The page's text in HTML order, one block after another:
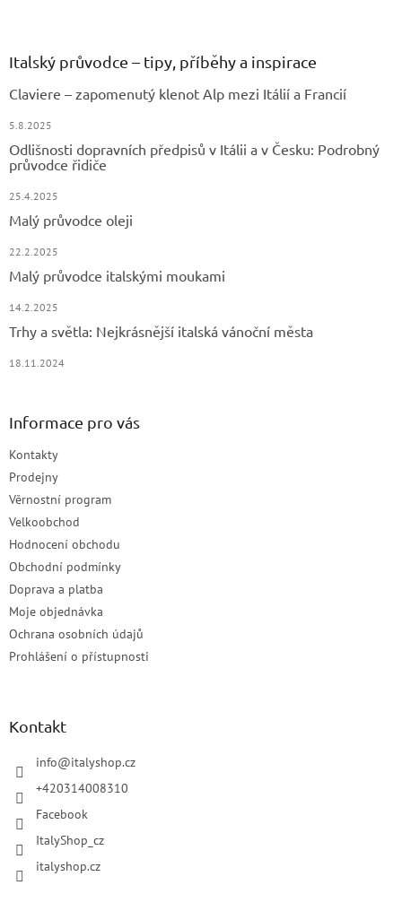
Italský průvodce – tipy, příběhy a inspirace
Claviere – zapomenutý klenot Alp mezi Itálií a Francií
5.8.2025
Odlišnosti dopravních předpisů v Itálii a v Česku: Podrobný
průvodce řidiče
25.4.2025
Malý průvodce oleji
22.2.2025
Malý průvodce italskými moukami
14.2.2025
Trhy a světla: Nejkrásnější italská vánoční města
18.11.2024
Informace pro vás
Kontakty
Prodejny
Věrnostní program
Velkoobchod
Hodnocení obchodu
Obchodní podmínky
Doprava a platba
Moje objednávka
Ochrana osobních údajů
Prohlášení o přístupnosti
Kontakt
info@italyshop.cz
+420314008310
Facebook
ItalyShop_cz
italyshop.cz